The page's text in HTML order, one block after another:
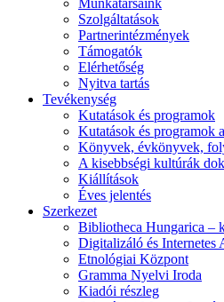
Munkatársaink
Szolgáltatások
Partnerintézmények
Támogatók
Elérhetőség
Nyitva tartás
Tevékenység
Kutatások és programok
Kutatások és programok
Könyvek, évkönyvek,
A kisebbségi kultúrák
Kiállítások
Éves jelentés
Szerkezet
Bibliotheca Hungarica –
Digitalizáló és Internetes
Etnológiai Központ
Gramma Nyelvi Iroda
Kiadói részleg